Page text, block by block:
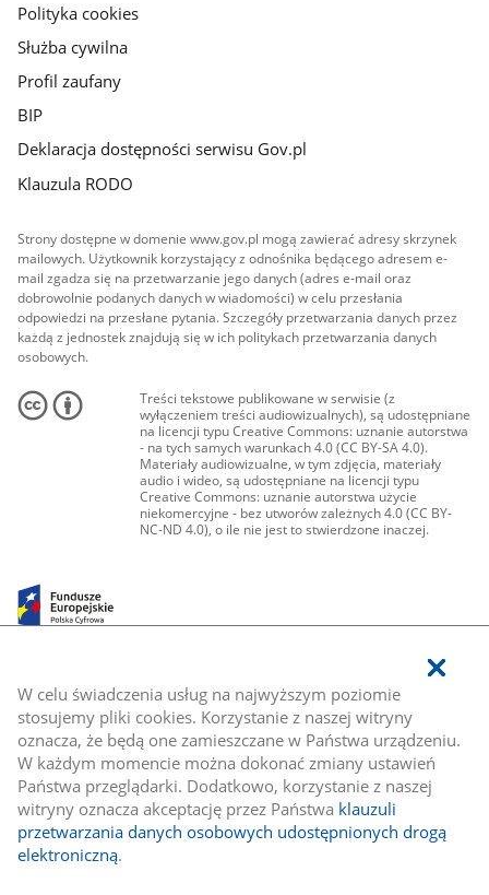
W celu świadczenia usług na najwyższym poziomie
stosujemy pliki cookies. Korzystanie z naszej witryny
oznacza, że będą one zamieszczane w Państwa urządzeniu.
W każdym momencie można dokonać zmiany ustawień
Państwa przeglądarki. Dodatkowo, korzystanie z naszej
witryny oznacza akceptację przez Państwa klauzuli
przetwarzania danych osobowych udostępnionych drogą
elektroniczną.
Polityka cookies
Służba cywilna
Profil zaufany
BIP
Deklaracja dostępności serwisu Gov.pl
Klauzula RODO
Strony dostępne w domenie www.gov.pl mogą zawierać adresy skrzynek
mailowych. Użytkownik korzystający z odnośnika będącego adresem e-
mail zgadza się na przetwarzanie jego danych (adres e-mail oraz
dobrowolnie podanych danych w wiadomości) w celu przesłania
odpowiedzi na przesłane pytania. Szczegóły przetwarzania danych przez
każdą z jednostek znajdują się w ich politykach przetwarzania danych
osobowych.
Treści tekstowe publikowane w serwisie (z
wyłączeniem treści audiowizualnych), są udostępniane
na licencji typu Creative Commons: uznanie autorstwa
- na tych samych warunkach 4.0 (CC BY-SA 4.0).
Materiały audiowizualne, w tym zdjęcia, materiały
audio i wideo, są udostępniane na licencji typu
Creative Commons: uznanie autorstwa użycie
niekomercyjne - bez utworów zależnych 4.0 (CC BY-
NC-ND 4.0), o ile nie jest to stwierdzone inaczej.